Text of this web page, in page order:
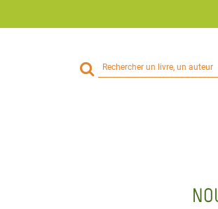
Rechercher
sur